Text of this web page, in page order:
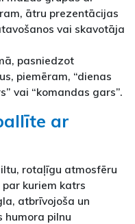
ātru prezentācijas
vai skavotāja
pasniedzot
piemēram, “dienas
vai “komandas gars”.
ar
rotaļīgu atmosfēru
kuriem katrs
atbrīvojoša un
humora pilnu